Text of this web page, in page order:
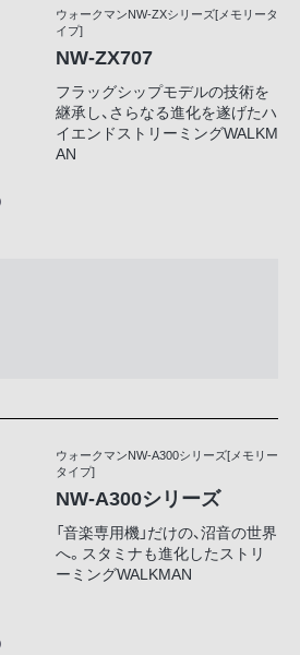
ウォークマンNW-ZXシリーズ[メモリータ
イプ]
NW-ZX707
フラッグシップモデルの技術を
継承し、さらなる進化を遂げたハ
イエンドストリーミングWALKM
AN
ウォークマンNW-A300シリーズ[メモリー
タイプ]
NW-A300シリーズ
「音楽専用機」だけの、沼音の世界
へ。スタミナも進化したストリ
ーミングWALKMAN